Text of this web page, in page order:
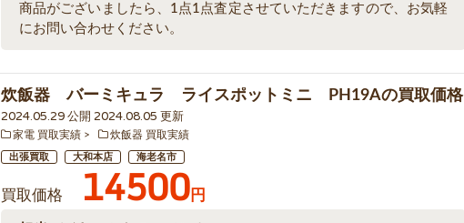
商品がございましたら、1点1点査定させていただきますので、お気軽
にお問い合わせください。
炊飯器 バーミキュラ ライスポットミニ PH19Aの買取価格
2024.05.29 公開 2024.08.05 更新
家電 買取実績 炊飯器 買取実績
出張買取 大和本店 海老名市
買取価格 14500円